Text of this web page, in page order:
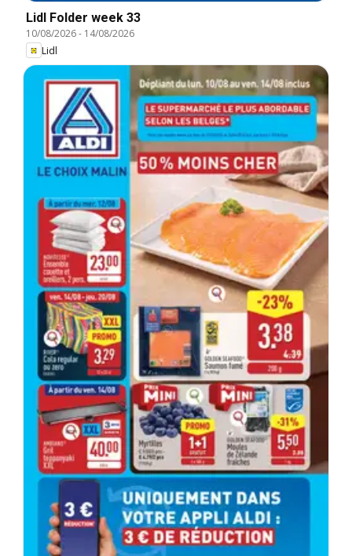
Lidl Folder week 33
10/08/2026- 14/08/2026
Lidl